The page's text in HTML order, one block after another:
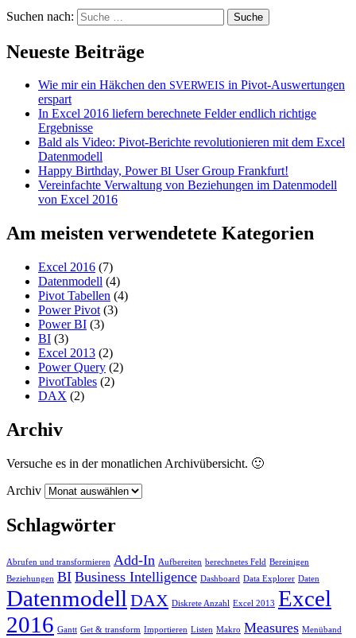
Suchen nach:
Neueste Beiträge
Wie mir ein Häkchen den SVERWEIS in Pivot-Auswertungen
erspart
In Excel 2016 liefern berechnete Felder endlich richtige
Ergebnisse
Bald als Video: Pivot-Berichte revolutionieren mit dem Excel
Datenmodell
Happy Birthday, PowerBI User Group Frankfurt!
Vereinfachte Verwaltung von Beziehungen im Datenmodell
von Excel 2016
Am meisten verwendetete Kategorien
Excel 2016 (7)
Datenmodell (4)
Pivot Tabellen (4)
Power Pivot (3)
Power BI (3)
BI (3)
Excel 2013 (2)
Power Query (2)
PivotTables (2)
DAX (2)
Archiv
Versuche es in der monatlichen Archivübersicht. 🙂
Archiv
Schlagwörter
Abrufen und transformieren Add-In Aufbereiten berechnetes Feld Bereinigen
Beziehungen BI Business Intelligence Dashboard Data Explorer Daten
Datenmodell DAX Diskrete Anzahl Excel 2013 Excel
2016 Gantt Get & transform Importieren Listen Makro Measures Menüband